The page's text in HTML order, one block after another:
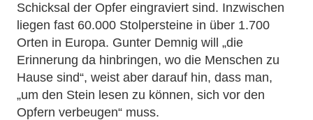
Schicksal der Opfer eingraviert sind. Inzwischen
liegen fast 60.000 Stolpersteine in über 1.700
Orten in Europa. Gunter Demnig will „die
Erinnerung da hinbringen, wo die Menschen zu
Hause sind“, weist aber darauf hin, dass man,
„um den Stein lesen zu können, sich vor den
Opfern verbeugen“ muss.